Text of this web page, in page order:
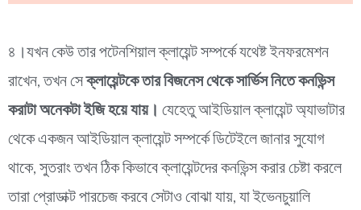
৪।যখন কেউ তার পটেনশিয়াল ক্লায়েন্ট সম্পর্কে যথেষ্ট ইনফরমেশন
রাখেন, তখন সেক্লায়েন্টকে তার বিজনেস থেকে সার্ভিস নিতে কনভিন্স
করাটা অনেকটা ইজি হয়ে যায়। যেহেতু আইডিয়াল ক্লায়েন্ট অ্যাভাটার
থেকে একজন আইডিয়াল ক্লায়েন্ট সম্পর্কে ডিটেইলে জানার সুযোগ
থাকে, সুতরাং তখন ঠিক কিভাবে ক্লায়েন্টদের কনভিন্স করার চেষ্টা করলে
তারা প্রোডাক্ট পারচেজ করবে সেটাও বোঝা যায়, যা ইভেনচুয়ালি